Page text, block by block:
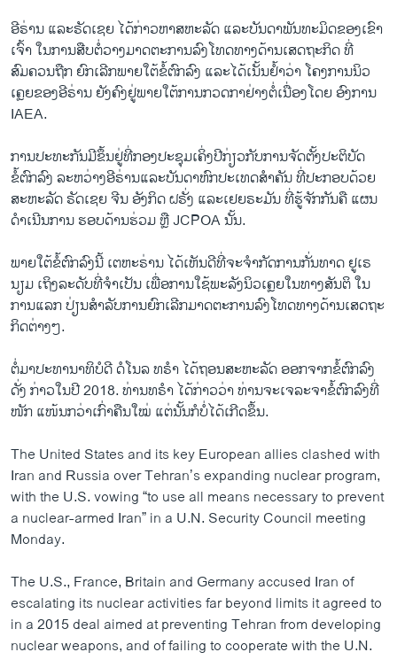
ອີຣ່ານ ແລະຣັດເຊຍ ໄດ້ກ່າວຫາສຫະລັດ ແລະບັນດາພັນທະມິດຂອງເຂົາ​
ເຈົ້າ ໃນການສືບຕໍ່ວາງມາດຕະການລົງໂທດທາງດ້ານເສດຖະກິດ ທີ່
ສົມຄວນຖືກ ຍົກເລີກພາຍໃຕ້ຂໍ້ຕົກລົງ ແລະໄດ້ເນັ້ນຢ້ຳວ່າ ໂຄງການນິວ
ເຄຼຍຂອງອີຣ່ານ ຍັງຄົງຢູ່ພາຍໃຕ້ການກວດກາຢ່າງຕໍ່ເນື່ອງໂດຍ ອົງການ
IAEA.
ການປະທະກັນມີຂຶ້ນຢູ່ທີ່ກອງປະຊຸມເຄິ່ງປີກ່ຽວກັບການຈັດຕັ້ງປະຕິບັດ
ຂໍ້ຕົກລົງ ລະຫວ່າງອີຣ່ານແລະບັນດາຫົກປະເທດສຳຄັນ ທີ່ປະກອບດ້ວຍ
ສະຫະລັດ ຣັດເຊຍ ຈີນ ອັງກິດ ຝຣັ່ງ ແລະເຢຍຣະມັນ ທີ່ຮູ້ຈັກກັນຄື ແຜນ
ດຳ​ເນີນການ ​ຮອບດ້ານຮ່ວມ ຫຼື JCPOA ນັ້ນ.
ພາຍໃຕ້ຂໍ້ຕົກລົງນີ້ ເຕຫະຣ່ານ ໄດ້ເຫັນດີທີ່ຈະຈຳກັດການກັ່ນທາດ ຢູເຣ
ນຽມ ເຖິງລະດັບທີ່ຈຳເປັນ ເພື່ອການໃຊ້ພະລັງນິວເຄຼຍໃນທາງສັນຕິ ໃນ
ການແລກ ປ່ຽນສຳລັບການຍົກເລີກມາດຕະການລົງໂທດທາງດ້ານເສດຖະ
ກິດຕ່າງໆ.
ຕໍ່​ມາປະທານາທິບໍດີ ດໍໂນລ ທຣຳ ໄດ້ຖອນສະຫະລັດ ອອກຈາກຂໍ້ຕົກລົງ
ດັ່ງ ກ່າວໃນປີ 2018. ທ່ານທຣຳ ໄດ້ກ່າວວ່າ ທ່ານຈະເຈລະຈາຂໍ້ຕົກລົງທີ່
ໜັກ ແໜ້ນກວ່າເກົ່າຄືນໃໝ່ ແຕ່ນັ້ນກໍບໍ່ໄດ້ເກີດຂຶ້ນ.
The United States and its key European allies clashed with
Iran and Russia over Tehran’s expanding nuclear program,
with the U.S. vowing “to use all means necessary to prevent
a nuclear-armed Iran” in a U.N. Security Council meeting
Monday.
The U.S., France, Britain and Germany accused Iran of
escalating its nuclear activities far beyond limits it agreed to
in a 2015 deal aimed at preventing Tehran from developing
nuclear weapons, and of failing to cooperate with the U.N.